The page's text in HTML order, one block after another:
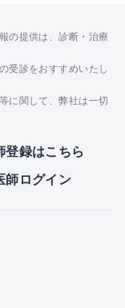
の提供は、診断・治療
受診をおすすめいたし
に関して、弊社は一切
登録はこちら
師ログイン